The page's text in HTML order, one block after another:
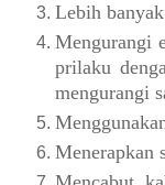
Lebih
Mengurangi
prilaku
mengurangi
Menerapkan